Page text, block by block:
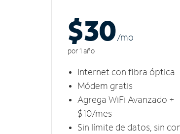
$30/mo
por 1 año
Internet con fibra óptica
Módem gratis
Agrega WiFi Avanzado +
$10/mes
Sin límite de datos, sin